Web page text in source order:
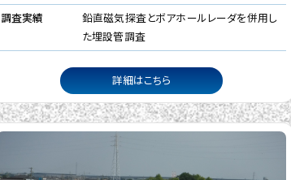
調査実績
鉛直磁気探査とボアホールレーダを併用し
た埋設管調査
詳細はこちら